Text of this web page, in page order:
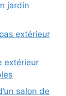
jardin
extérieur
extérieur
salon de